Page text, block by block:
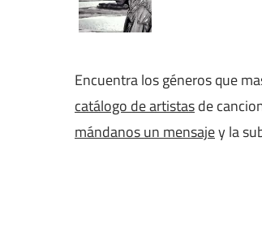
Encuentra los géneros que
catálogo de artistasde
mándanos un mensajey la